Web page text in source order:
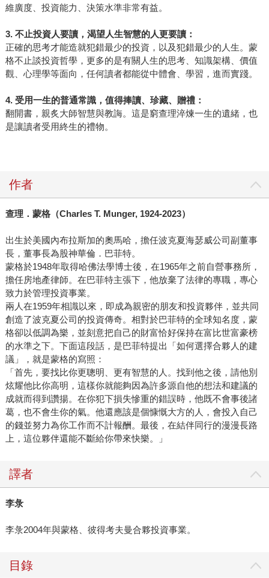
維廣度、投資能力、決策水準非常有益。
3. 不止投資人要讀，渴望人生智慧的人更要讀：
正確的思考才能造就犯錯最少的投資，以及犯錯最少的人生。蒙
格不止談投資哲學，更多的是有關人生的思考、知識架構、價值
觀、心理學等面向，任何讀者都能從中體會、學習，進而實踐。
4. 受用一生的普通常識，值得捧讀、珍藏、贈禮：
翻開書，親炙大師智慧與教誨。這是窮查理淬煉一生的遺緒，也
是讓讀者受用終生的禮物。
作者
查理．蒙格（Charles T. Munger, 1924-2023）
出生於美國內布拉斯加的奧馬哈，擔任波克夏海瑟威公司副董事
長，董事長為股神華倫．巴菲特。
蒙格於1948年取得哈佛法學博士後，在1965年之前自營事務所，
擔任房地產律師。在巴菲特主張下，他放棄了法律的專職，專心
致力於管理投資事業。
兩人在1959年相識以來，即成為親密的朋友和投資夥伴，並共同
創造了波克夏公司的投資傳奇。相對於巴菲特的全球知名度，蒙
格卻以低調為樂，並刻意把自己的財富恰好保持在富比世富豪榜
的水準之下。下面這段話，是巴菲特提出「如何選擇合夥人的建
議」，就是蒙格的寫照：
「首先，要找比你更聰明、更有智慧的人。找到他之後，請他別
炫耀他比你高明，這樣你就能夠因為許多源自他的想法和建議的
成就而得到讚揚。在你犯下損失慘重的錯誤時，他既不會事後諸
葛，也不會生你的氣。他還應該是個慷慨大方的人，會投入自己
的錢並努力為你工作而不計報酬。最後，在結伴同行的漫漫長路
上，這位夥伴還能不斷給你帶來快樂。」
譯者
李彔
李彔2004年與蒙格、彼得考夫曼合夥投資事業。
目錄